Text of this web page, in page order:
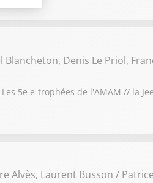
Denis Le Priol,
5e e-trophées de l'AMAM // la
Alvès, Laurent Busson / Patrice